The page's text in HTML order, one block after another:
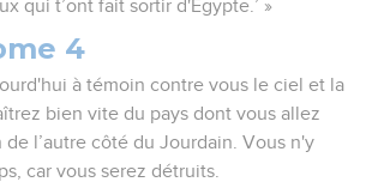
qui t’ont fait sortir d'Egypte.’ »
4
à témoin contre vous le ciel et la
bien vite du pays dont vous allez
de l’autre côté du Jourdain. Vous n'y
car vous serez détruits.